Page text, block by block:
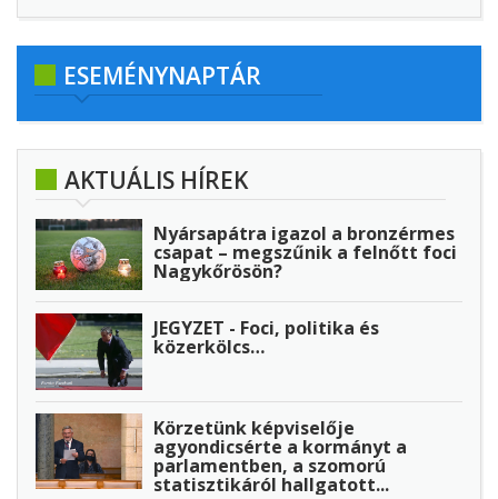
ESEMÉNYNAPTÁR
AKTUÁLIS HÍREK
Nyársapátra igazol a bronzérmes
csapat – megszűnik a felnőtt foci
Nagykőrösön?
JEGYZET - Foci, politika és
közerkölcs…
Körzetünk képviselője
agyondicsérte a kormányt a
parlamentben, a szomorú
statisztikáról hallgatott...